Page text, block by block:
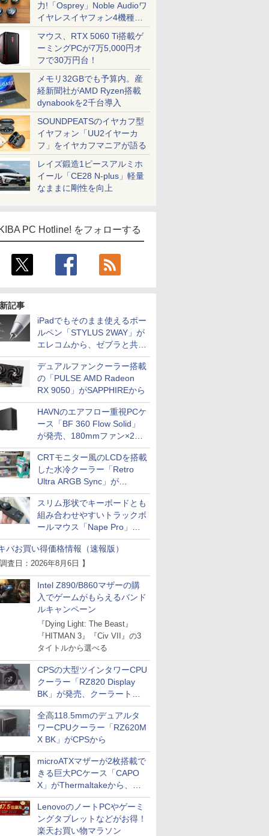
力!「Osprey」Noble Audioワ
イヤレスイヤフォン4機種を
一気に聴く
マウス、RTX 5060 Ti搭載ゲ
ーミングPCが7万5,000円オ
フで30万円台！
メモリ32GBでも予算内。産
経新聞社がAMD Ryzen搭載
dynabookを2千台導入
SOUNDPEATSのイヤカフ型
イヤフォン「UU2イヤーカ
フ」をイヤカフマニアが語る
レイズ鍛造1ピースアルミホ
イール「CE28 N-plus」軽量
なままに剛性を向上
PC Hotline! をフォローする
記事
iPadでもそのまま使えるボー
ルペン「STYLUS 2WAY」が
エレコムから、ゼブラと共同
開発
デュアルファンクーラー搭載
の「PULSE AMD Radeon
RX 9050」がSAPPHIREから
HAVNのエアフロー重視PCケ
ース「BF 360 Flow Solid」
が発売、180mmファン×2搭
載
CRTモニター風のLCDを搭載
した水冷クーラー「Retro
Ultra ARGB Sync」が
Thermaltakeから
スリム形状でキーボードとも
組み合わせやすいトラックボ
ールマウス「Nape Pro」が
Keychronから
バお買い得価格情報（速報版）
査日：2026年8月6日 】
Intel Z890/B860マザーの購
入でゲームがもらえるバンド
ルキャンペーン
『Dying Light: The Beast』
『HITMAN 3』『Civ VII』の3
タイトルから選べる
CPSの大型ツインタワーCPU
クーラー「RZ820 Display
BK」が発売、クーラートッ
プに5インチ液晶搭載
全高118.5mmのデュアルタ
ワーCPUクーラー「RZ620M
X BK」がCPSから
microATXマザーが2枚搭載で
きる巨大PCケース「CAPO
X」がThermaltakeから、カ
ラーは2色
LenovoのノートPCやゲーミ
ングタブレットなどがお得！
楽天お買い物マラソン